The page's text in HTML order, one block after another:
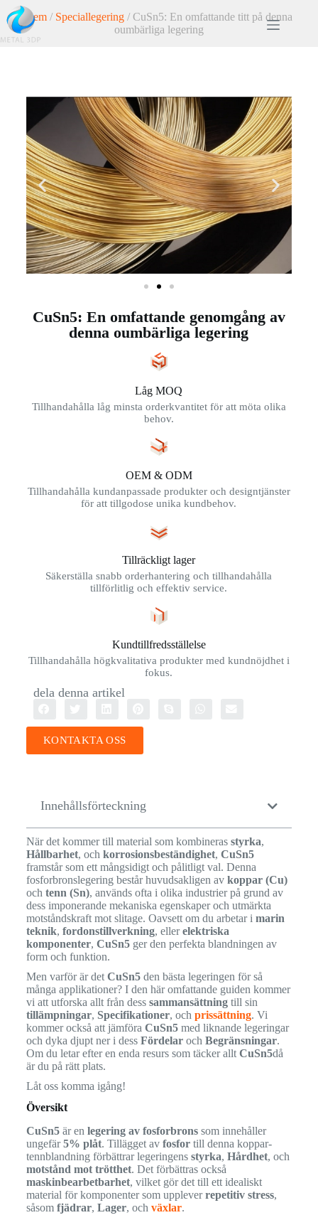
Hem / Speciallegering / CuSn5: En omfattande titt på denna
oumbärliga legering
CuSn5: En omfattande genomgång av
denna oumbärliga legering
Låg MOQ
Tillhandahålla låg minsta orderkvantitet för att möta olika
behov.
OEM & ODM
Tillhandahålla kundanpassade produkter och designtjänster
för att tillgodose unika kundbehov.
Tillräckligt lager
Säkerställa snabb orderhantering och tillhandahålla
tillförlitlig och effektiv service.
Kundtillfredsställelse
Tillhandahålla högkvalitativa produkter med kundnöjdhet i
fokus.
dela denna artikel
KONTAKTA OSS
Innehållsförteckning
När det kommer till material som kombineras styrka,
Hållbarhet, och korrosionsbeständighet, CuSn5
framstår som ett mångsidigt och pålitligt val. Denna
fosforbronslegering består huvudsakligen av koppar (Cu)
och tenn (Sn), används ofta i olika industrier på grund av
dess imponerande mekaniska egenskaper och utmärkta
motståndskraft mot slitage. Oavsett om du arbetar i marin
teknik, fordonstillverkning, ellerelektriska
komponenter, CuSn5ger den perfekta blandningen av
form och funktion.
Men varför är det CuSn5den bästa legeringen för så
många applikationer? I den här omfattande guiden kommer
vi att utforska allt från dess sammansättningtill sin
tillämpningar, Specifikationer, och prissättning. Vi
kommer också att jämföra CuSn5med liknande legeringar
och dyka djupt ner i dess Fördelaroch Begränsningar.
Om du letar efter en enda resurs som täcker allt CuSn5då
är du på rätt plats.
Låt oss komma igång!
Översikt
CuSn5är en legering av fosforbronssom innehåller
ungefär5% plåt. Tillägget av fosfortill denna koppar-
tennblandning förbättrar legeringens styrka, Hårdhet, och
motstånd mot trötthet. Det förbättras också
maskinbearbetbarhet, vilket gör det till ett idealiskt
material för komponenter som uppleverrepetitiv stress,
såsom fjädrar, Lager, och växlar.